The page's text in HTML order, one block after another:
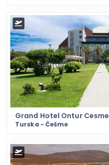
Grand Hotel Ontur Cesme
Turska - Češme